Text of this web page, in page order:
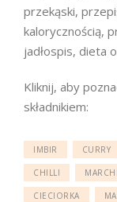
przekąski,
kalorycznością,
jadłospis, dieta
Kliknij, aby
składnikiem:
IMBIR CURRY
CHILLI
CIECIORKA